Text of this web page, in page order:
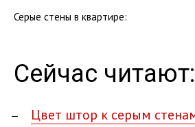
Серые стены в квартире:
Сейчас читают:
Цвет штор к серым